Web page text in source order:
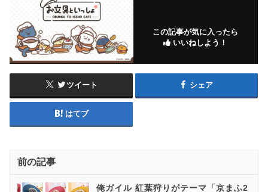
この記事が気に入ったら
いいねしよう！
ツイート シェア
はてブ
前の記事
俺ガイル 紅葉狩りがテーマ「京まふ2